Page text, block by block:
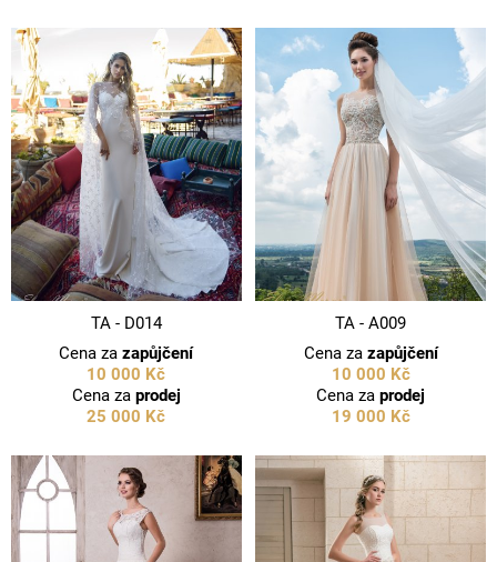
TA - D014
Cena zazapůjčení
10 000 Kč
Cena za prodej
25 000 Kč
TA - A009
Cena za zapůjčení
10 000 Kč
Cena zaprodej
19 000 Kč